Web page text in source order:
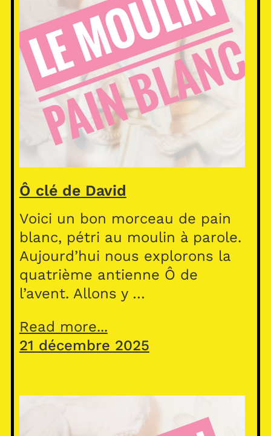
Ô clé de David
Voici un bon morceau de pain
blanc, pétri au moulin à parole.
Aujourd’hui nous explorons la
quatrième antienne Ô de
l’avent. Allons y …
Read more...
21 décembre 2025